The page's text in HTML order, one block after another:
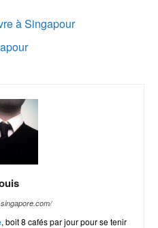
à Singapour
, boit 8 cafés par jour pour se tenir